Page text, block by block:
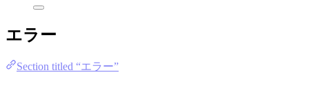
エラー
Section titled “エラー”